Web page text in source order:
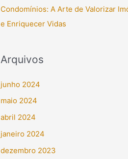
Condomínios: A Arte de Valorizar
e Enriquecer Vidas
Arquivos
junho 2024
maio 2024
abril 2024
janeiro 2024
dezembro 2023